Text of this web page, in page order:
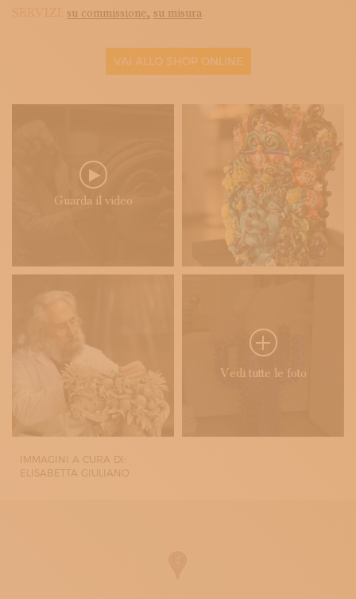
SERVIZI: su commissione, su misura
VAI ALLO SHOP ONLINE
Guarda il video
Vedi tutte le foto
IMMAGINI A CURA DI:
ELISABETTA GIULIANO